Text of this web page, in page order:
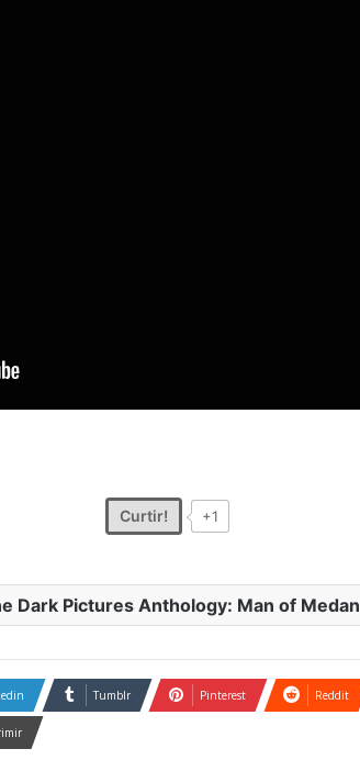
Curtir! +1
Dark Pictures Anthology: Man of Medan
Tumblr Pinterest Reddit